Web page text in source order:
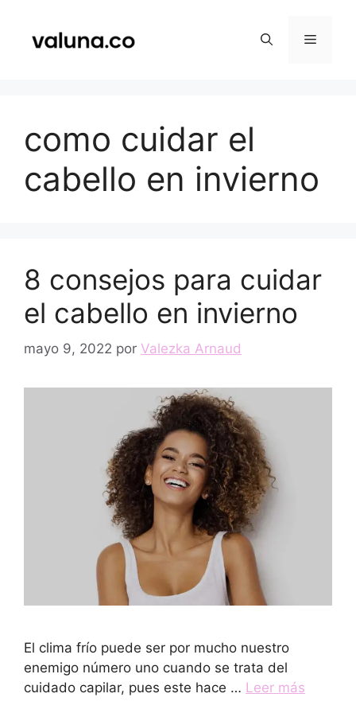
contenido
Menú
como cuidar el
cabello en invierno
8 consejos para cuidar
el cabello en invierno
mayo 9, 2022 por Valezka Arnaud
El clima frío puede ser por mucho nuestro
enemigo número uno cuando se trata del
cuidado capilar, pues este hace … Leer más